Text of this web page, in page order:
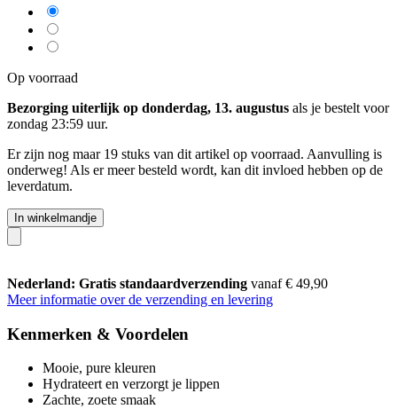
Op voorraad
Bezorging uiterlijk op donderdag, 13. augustus als je bestelt voor
zondag 23:59 uur.
Er zijn nog maar 19 stuks van dit artikel op voorraad. Aanvulling is
onderweg! Als er meer besteld wordt, kan dit invloed hebben op de
leverdatum.
In winkelmandje
Nederland: Gratis standaardverzending vanaf € 49,90
Meer informatie over de verzending en levering
Kenmerken & Voordelen
Mooie, pure kleuren
Hydrateert en verzorgt je lippen
Zachte, zoete smaak